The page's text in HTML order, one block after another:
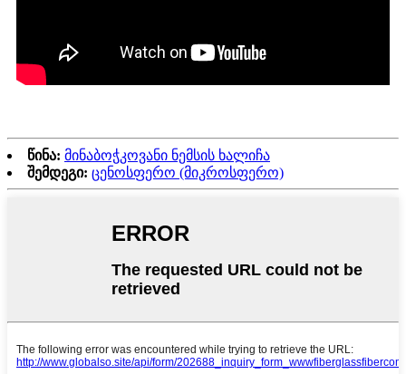
წინა: მინაბოჭკოვანი ნემსის ხალიჩა
შემდეგი: ცენოსფერო (მიკროსფერო)